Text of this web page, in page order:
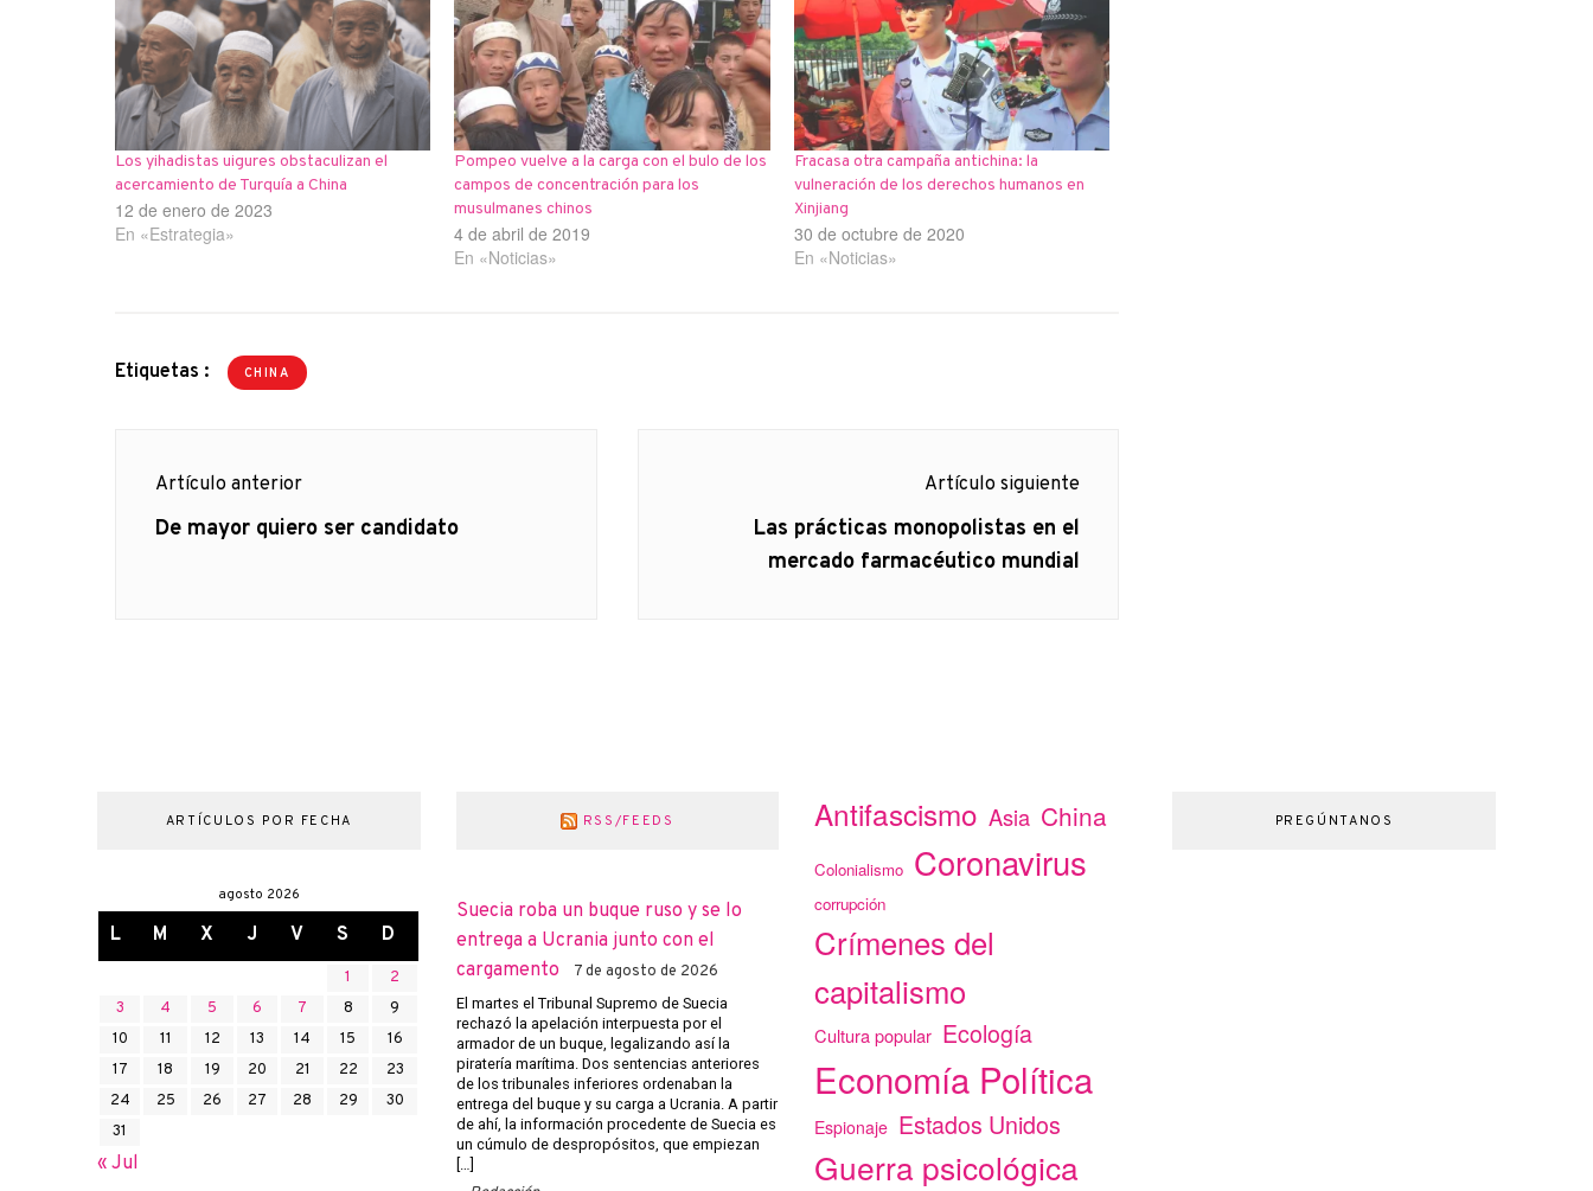
Los yihadistas uigures obstaculizan el
acercamiento de Turquía a China
12 de enero de 2023
En «Estrategia»
Pompeo vuelve a la carga con el bulo de los
campos de concentración para los
musulmanes chinos
4 de abril de 2019
En «Noticias»
Fracasa otra campaña antichina: la
vulneración de los derechos humanos en
Xinjiang
30 de octubre de 2020
En «Noticias»
Etiquetas : CHINA
Navegación
de
Artículo anterior
Artículo
De mayor quiero ser candidato
Artículo siguiente
Artículo
siguiente:
Las prácticas monopolistas en el
mercado farmacéutico mundial
ARTÍCULOS POR FECHA
agosto 2026
L M X J V S D
1
2
3
4 5 6 7 8
9
10
11 12 13 14 15
16
17
18 19 20 21 22
23
24
25 26 27 28 29
30
31
« Jul
RSS/FEEDS
Suecia roba un buque ruso y se lo
entrega a Ucrania junto con el
cargamento
7 de agosto de 2026
El martes el Tribunal Supremo de Suecia
rechazó la apelación interpuesta por el
armador de un buque, legalizando así la
piratería marítima. Dos sentencias anteriores
de los tribunales inferiores ordenaban la
entrega del buque y su carga a Ucrania. A partir
de ahí, la información procedente de Suecia es
un cúmulo de despropósitos, que empiezan
Antifascismo Asia China
Colonialismo Coronavirus
corrupción
Crímenes del
capitalismo
Cultura popular Ecología
Economía Política
Espionaje Estados Unidos
Guerra psicológica
PREGÚNTANOS